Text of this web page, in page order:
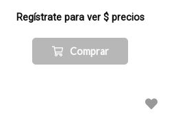
Regístrate para ver $ precios
Comprar